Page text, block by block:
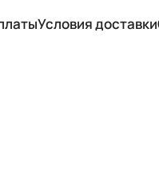
Условия доставки